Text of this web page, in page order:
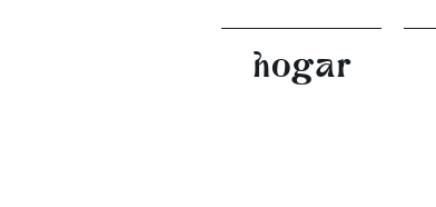
hogar